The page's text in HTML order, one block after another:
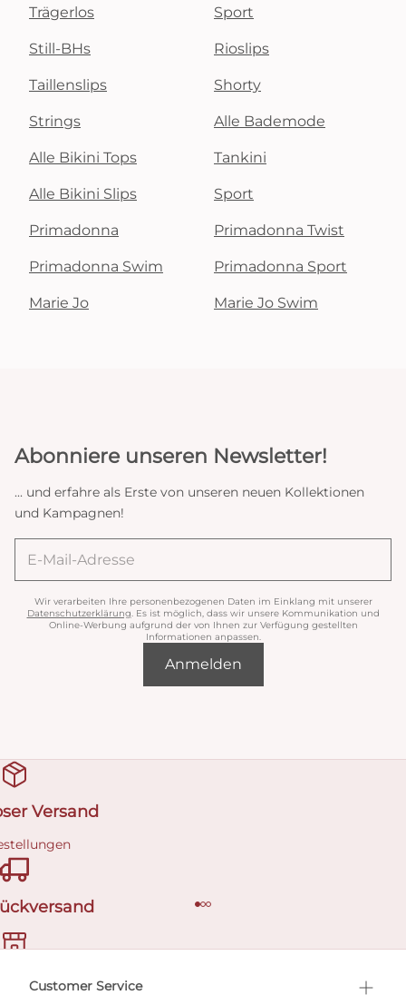
Trägerlos Sport
Still-BHs Rioslips
Taillenslips Shorty
Strings Alle Bademode
Alle Bikini Tops Tankini
Alle Bikini Slips Sport
Primadonna Primadonna Twist
Primadonna Swim Primadonna Sport
Marie Jo Marie Jo Swim
Abonniere unseren Newsletter!
... und erfahre als Erste von unseren neuen Kollektionen
und Kampagnen!
Wir verarbeiten Ihre personenbezogenen Daten im Einklang mit unserer
Datenschutzerklärung . Es ist möglich, dass wir unsere Kommunikation und
Online-Werbung aufgrund der von Ihnen zur Verfügung gestellten
Informationen anpassen.
Anmelden
Versand
buchen
Customer Service